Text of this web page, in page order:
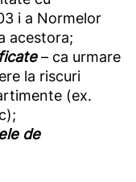
i a Normelor
acestora;
– ca urmare
la riscuri
(ex.
de